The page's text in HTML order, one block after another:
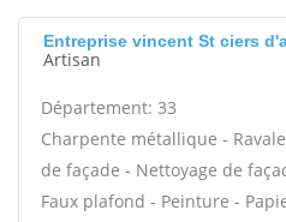
Entreprise vincent St ciers
Artisan
Département: 33
Charpente métallique -
de façade - Nettoyage de
Faux plafond - Peinture -